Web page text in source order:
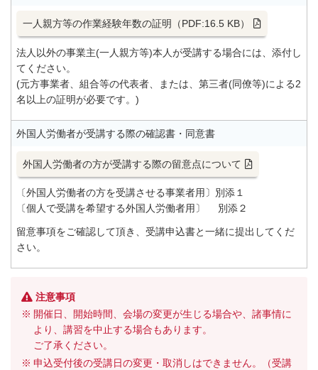
一人親方等の作業経験年数の証明（PDF:16.5 KB）
法人以外の事業主(一人親方等)本人が受講する場合には、添付し
てください。
(元方事業者、組合等の代表者、または、第三者(同僚等)による2
名以上の証明が必要です。)
外国人労働者が受講する際の確認書・同意書
外国人労働者の方が受講する際の留意点について
〔外国人労働者の方を受講させる事業者用〕別添１
〔個人で受講を希望する外国人労働者用〕 別添２
留意事項をご確認して頂き、受講申込書と一緒に提出してくだ
さい。
注意事項
開催日、開始時間、会場の変更が生じる場合や、諸事情に
より、講習を中止する場合もあります。
ご了承ください。
申込受付後の受講日の変更・取消しはできません。（受講